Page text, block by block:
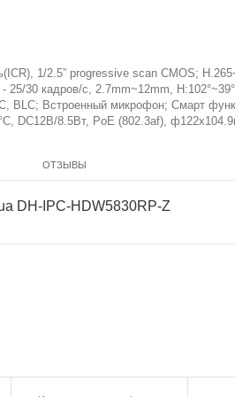
1/2.5” progressive scan CMOS;
25/30 кадров/с, 2.7mm~12mm,
BLC; Встроенный микрофон; Смарт
DC12В/8.5Вт, PoE (802.3af),
ОТЗЫВЫ
DH-IPC-HDW5830RP-Z